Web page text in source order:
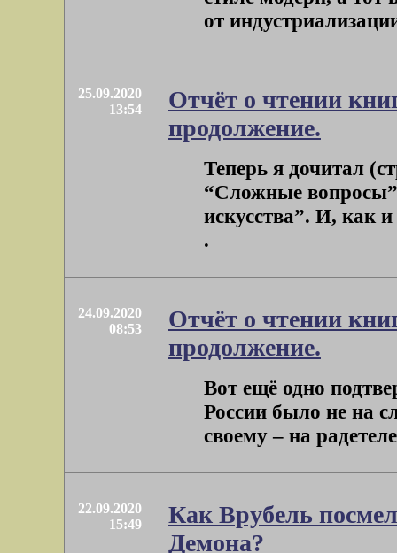
от
25.09.2020
13:54
Отчёт о чтении
продолжение.
Теперь я дочитал
“Сложные
искусства”. И, как
.
24.09.2020
08:53
Отчёт о чтении
продолжение.
Вот ещё одно
России было не на
своему – на
22.09.2020
15:49
Как Врубель
Демона?